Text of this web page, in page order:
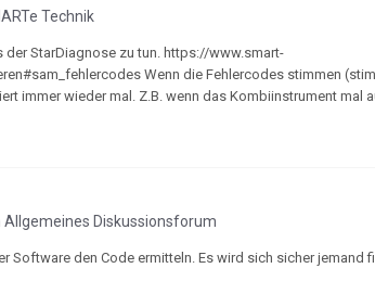
Technik
der StarDiagnose zu tun. https://www.smart-
Wenn die Fehlercodes stimmen
immer wieder mal. Z.B. wenn das Kombiinstrument mal
Allgemeines Diskussionsforum
Software den Code ermitteln. Es wird sich sicher jemand